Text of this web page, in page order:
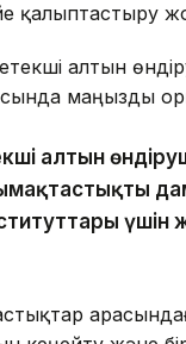
қалыптастыру
алтын
маңызды
алтын
үшін